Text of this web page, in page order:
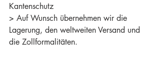
Kantenschutz
> Auf Wunsch übernehmen wir die
Lagerung, den weltweiten Versand und
die Zollformalitäten.